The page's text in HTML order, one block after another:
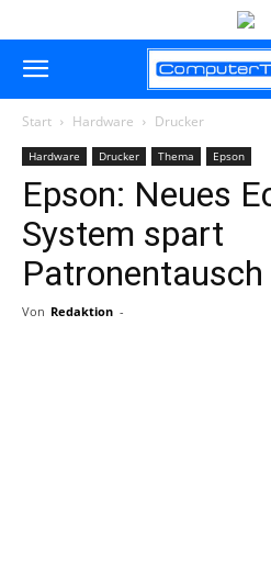
Start Hardware Drucker
Hardware Drucker Thema Epson
Epson: Neues
System spart
Patronentausch
Von Redaktion -